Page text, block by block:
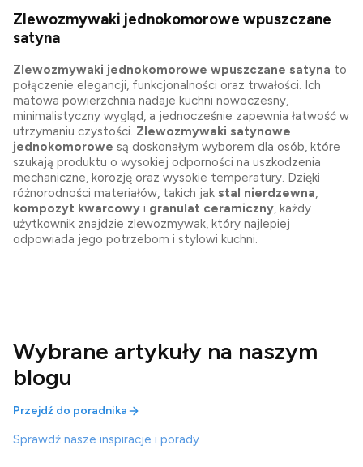
Zlewozmywaki jednokomorowe wpuszczane
satyna
Zlewozmywaki jednokomorowe wpuszczane satyna to
połączenie elegancji, funkcjonalności oraz trwałości. Ich
matowa powierzchnia nadaje kuchni nowoczesny,
minimalistyczny wygląd, a jednocześnie zapewnia łatwość w
utrzymaniu czystości. Zlewozmywaki satynowe
jednokomorowe są doskonałym wyborem dla osób, które
szukają produktu o wysokiej odporności na uszkodzenia
mechaniczne, korozję oraz wysokie temperatury. Dzięki
różnorodności materiałów, takich jak stal nierdzewna,
kompozyt kwarcowy i granulat ceramiczny, każdy
użytkownik znajdzie zlewozmywak, który najlepiej
odpowiada jego potrzebom i stylowi kuchni.
Wybrane artykuły na naszym
blogu
Przejdź do poradnika
Sprawdź nasze inspiracje i porady